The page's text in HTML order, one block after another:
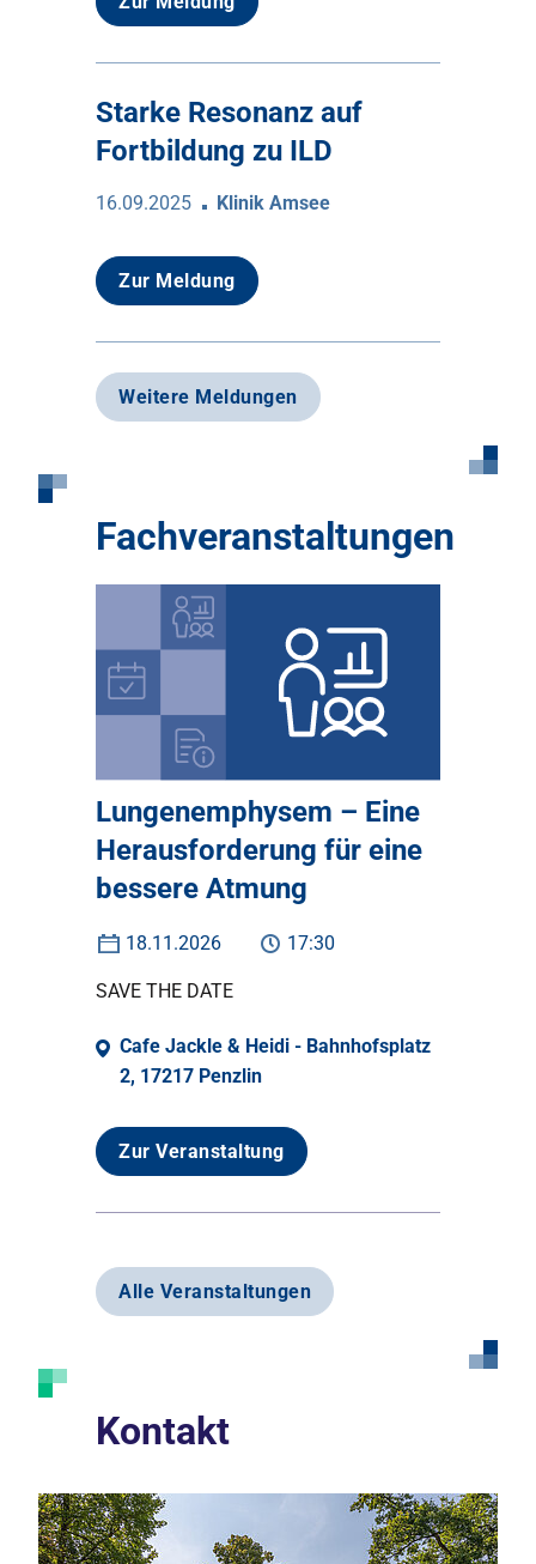
Starke Resonanz auf
Fortbildung zu ILD
16.09.2025 Klinik Amsee
Zur Meldung
Weitere Meldungen
Fachveranstaltungen
Lungenemphysem – Eine
Herausforderung für eine
bessere Atmung
18.11.2026 17:30
SAVE THE DATE
Cafe Jackle & Heidi - Bahnhofsplatz
2, 17217 Penzlin
Zur Veranstaltung
Alle Veranstaltungen
Kontakt